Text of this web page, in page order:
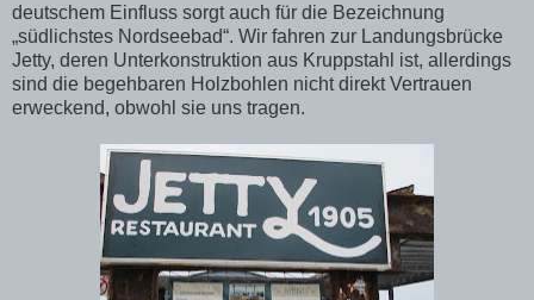
deutschem Einfluss sorgt auch für die Bezeichnung
„südlichstes Nordseebad“. Wir fahren zur Landungsbrücke
Jetty, deren Unterkonstruktion aus Kruppstahl ist, allerdings
sind die begehbaren Holzbohlen nicht direkt Vertrauen
erweckend, obwohl sie uns tragen.